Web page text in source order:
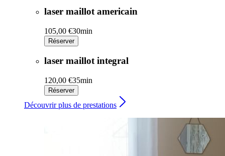
laser maillot americain
105,00 €30min
Réserver
laser maillot integral
120,00 €35min
Réserver
Découvrir plus de prestations